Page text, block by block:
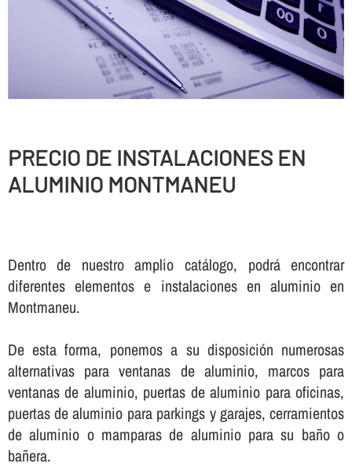
PRECIO DE INSTALACIONES EN
ALUMINIO MONTMANEU
Dentro de nuestro amplio catálogo, podrá encontrar
diferentes elementos e instalaciones en aluminio en
Montmaneu.
De esta forma, ponemos a su disposición numerosas
alternativas para ventanas de aluminio, marcos para
ventanas de aluminio, puertas de aluminio para oficinas,
puertas de aluminio para parkings y garajes, cerramientos
de aluminio o mamparas de aluminio para su baño o
bañera.